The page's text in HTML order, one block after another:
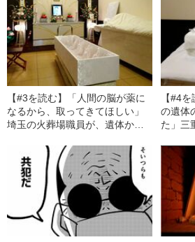
【#3を読む】「人間の脳が薬に
なるから、取ってきてほしい」
埼玉の火葬場職員が、遺体から
葬場で“脳みそ盗み”が起きていた
過去
【#4
の遺体
た」三
た“脳